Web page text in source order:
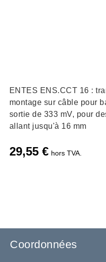
ENTES ENS.CCT 16 :
montage sur câble pour
sortie de 333 mV, pour
allant jusqu'à 16 mm
29,55 € hors TVA.
Coordonnées